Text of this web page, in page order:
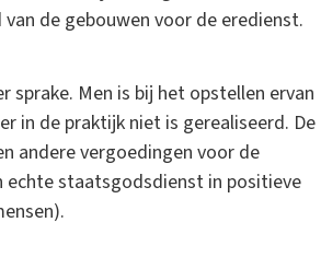
de gebouwen voor de eredienst.
Men is bij het opstellen ervan
in de praktijk niet is gerealiseerd. De
andere vergoedingen voor de
echte staatsgodsdienst in positieve